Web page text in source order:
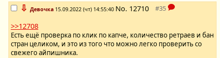
⇩ Девочка 15.09.2022 (чт) 14:55:40 No. 12710
>>12708
Есть ещё проверка по клик по капче, количество ретраев и бан
стран целиком, и это из того что можно легко проверить со
свежего айпишника.